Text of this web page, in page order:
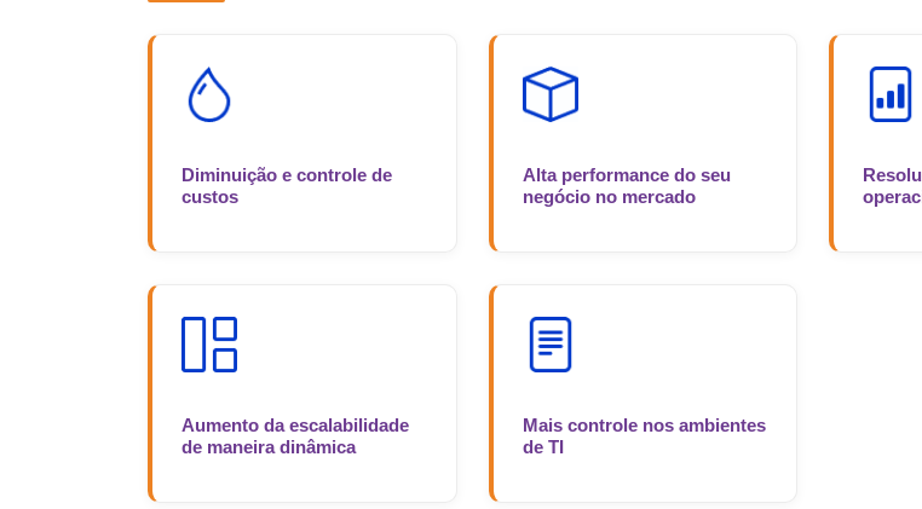
Diminuição e controle de
custos
Alta performance do seu
negócio no mercado
Aumento da escalabilidade
de maneira dinâmica
Mais controle nos ambientes
de TI